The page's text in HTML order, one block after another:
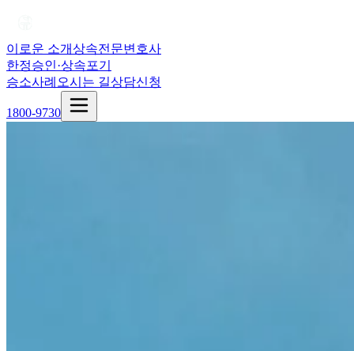
이로운 소개상속전문변호사
한정승인·상속포기
승소사례 오시는 길상담신청
1800-9730